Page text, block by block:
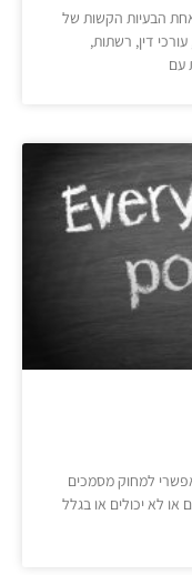
אחת הבעיות הקשות של
דין, רשתות,
עם
למחוק מסמכים
לא יכולים או בגלל